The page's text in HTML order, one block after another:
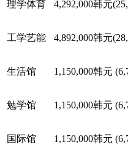
理学体育 4,292,000韩元
工学艺能 4,892,000韩元
生活馆 1,150,000韩元
勉学馆 1,150,000韩元
国际馆 1,150,000韩元